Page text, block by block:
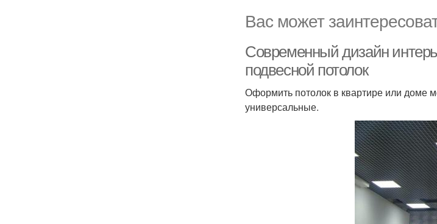
Вас может
Современный дизайн
подвесной потолок
Оформить потолок в квартире или доме
универсальные.